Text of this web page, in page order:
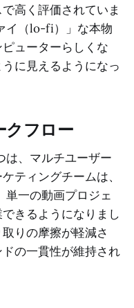
高く評価されていま
イ（lo-fi）」な本物
ューターらしくな
に見えるようになっ
クフロー
は、マルチユーザー
ティングチームは、
単一の動画プロジェ
きるようになりまし
りの摩擦が軽減さ
の一貫性が維持され